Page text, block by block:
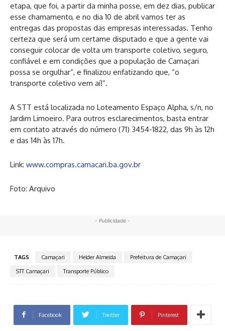
etapa, que foi, a partir da minha posse, em dez dias, publicar
esse chamamento, e no dia 10 de abril vamos ter as
entregas das propostas das empresas interessadas. Tenho
certeza que será um certame disputado e que a gente vai
conseguir colocar de volta um transporte coletivo, seguro,
confiável e em condições que a população de Camaçari
possa se orgulhar”, e finalizou enfatizando que, “o
transporte coletivo vem aí!”.
A STT está localizada no Loteamento Espaço Alpha, s/n, no
Jardim Limoeiro. Para outros esclarecimentos, basta entrar
em contato através do número (71) 3454-1822, das 9h às 12h
e das 14h às 17h.
Link: www.compras.camacari.ba.gov.br
Foto: Arquivo
- Publicidade -
TAGS Camaçari Helder Almeida
Prefeitura de Camaçari
STT Camaçari
Transporte Público
Facebook Twitter Pinterest